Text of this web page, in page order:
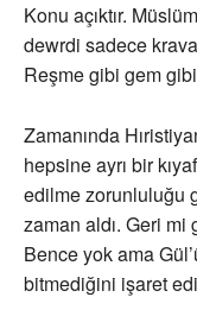
Konu açıktır.
dewrdi sadece
Reşme gibi gem
Zamanında
hepsine ayrı bir
edilme zorunluluğu
zaman aldı. Geri
Bence yok ama
bitmediğini işaret